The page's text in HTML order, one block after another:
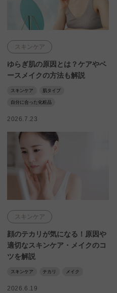
スキンケア
ゆらぎ肌の原因とは？ケアやベ
ースメイクの方法も解説
スキンケア 肌タイプ
自分に合った化粧品
2026.7.23
スキンケア
顔のテカリが気になる！原因や
適切なスキンケア・メイクのコ
ツを解説
スキンケア テカリ メイク
2026.6.19